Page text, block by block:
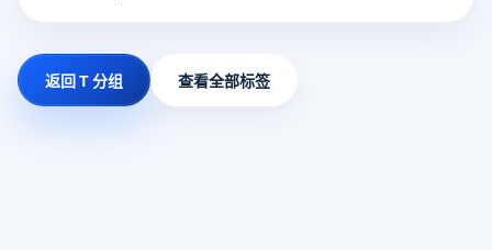
返回 T 分组 查看全部标签